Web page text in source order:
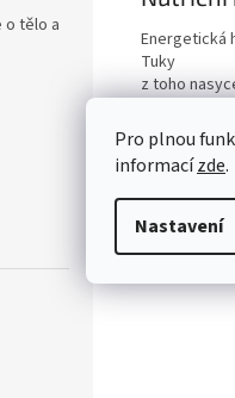
Pro plnou
informacízde.
Nastavení
o tělo a
Energetická
Tuky
z toho
z toho cukry
Vláknina
Bílkoviny
Sůl